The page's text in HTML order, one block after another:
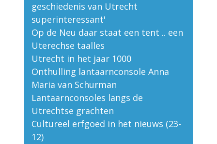
geschiedenis van Utrecht
superinteressant'
Op de Neu daar staat een tent .. een
Uterechse taalles
Utrecht in het jaar 1000
Onthulling lantaarnconsole Anna
Maria van Schurman
Lantaarnconsoles langs de
Utrechtse grachten
Cultureel erfgoed in het nieuws (23-
12)